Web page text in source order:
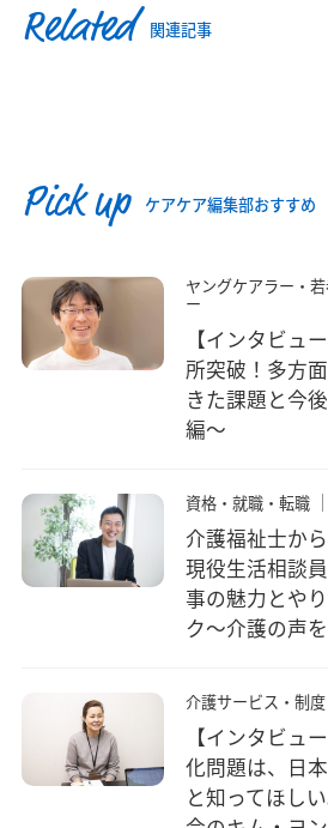
Related 関連記事
Pick up ケアケア編集部おすすめ
ヤングケアラー・
ー
【インタビュ
所突破！多方
きた課題と今
編～
資格・就職・転職
介護福祉士か
現役生活相談
事の魅力とや
ク〜介護の声
介護サービス・制度
【インタビュ
化問題は、日
と知ってほし